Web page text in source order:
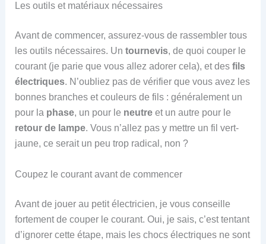
Les outils et matériaux nécessaires
Avant de commencer, assurez-vous de rassembler tous
les outils nécessaires. Un tournevis, de quoi couper le
courant (je parie que vous allez adorer cela), et des fils
électriques. N’oubliez pas de vérifier que vous avez les
bonnes branches et couleurs de fils : généralement un
pour la phase, un pour le neutreet un autre pour le
retour de lampe. Vous n’allez pas y mettre un fil vert-
jaune, ce serait un peu trop radical, non ?
Coupez le courant avant de commencer
Avant de jouer au petit électricien, je vous conseille
fortement de couper le courant. Oui, je sais, c’est tentant
d’ignorer cette étape, mais les chocs électriques ne sont